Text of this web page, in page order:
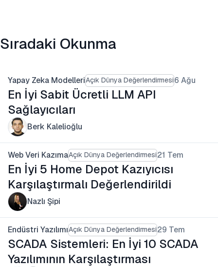
Sıradaki Okunma
Yapay Zeka ModelleriAçık Dünya Değerlendirmesi6 Ağu
En İyi Sabit Ücretli LLM API
Sağlayıcıları
Berk Kalelioğlu
Web Veri KazımaAçık Dünya Değerlendirmesi21 Tem
En İyi 5 Home Depot Kazıyıcısı
Karşılaştırmalı Değerlendirildi
Nazlı Şipi
Endüstri YazılımıAçık Dünya Değerlendirmesi29 Tem
SCADA Sistemleri: En İyi 10 SCADA
Yazılımının Karşılaştırması